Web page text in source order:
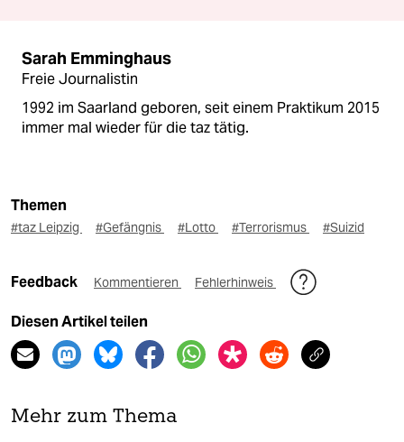
Sarah Emminghaus
Freie Journalistin
1992 im Saarland geboren, seit einem Praktikum 2015
immer mal wieder für die taz tätig.
Themen
#taz Leipzig #Gefängnis #Lotto #Terrorismus #Suizid
Feedback Kommentieren Fehlerhinweis
Diesen Artikel teilen
Mehr zum Thema